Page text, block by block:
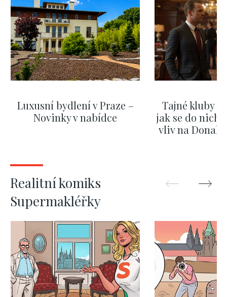
Luxusní bydlení v Praze –
Novinky v nabídce
Tajné kluby
jak se do nich
vliv na
Realitní komiks
Supermakléřky